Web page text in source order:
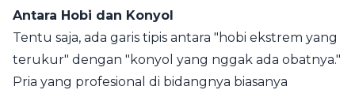
Antara Hobi dan Konyol
Tentu saja, ada garis tipis antara "hobi ekstrem yang
terukur" dengan "konyol yang nggak ada obatnya."
Pria yang profesional di bidangnya biasanya